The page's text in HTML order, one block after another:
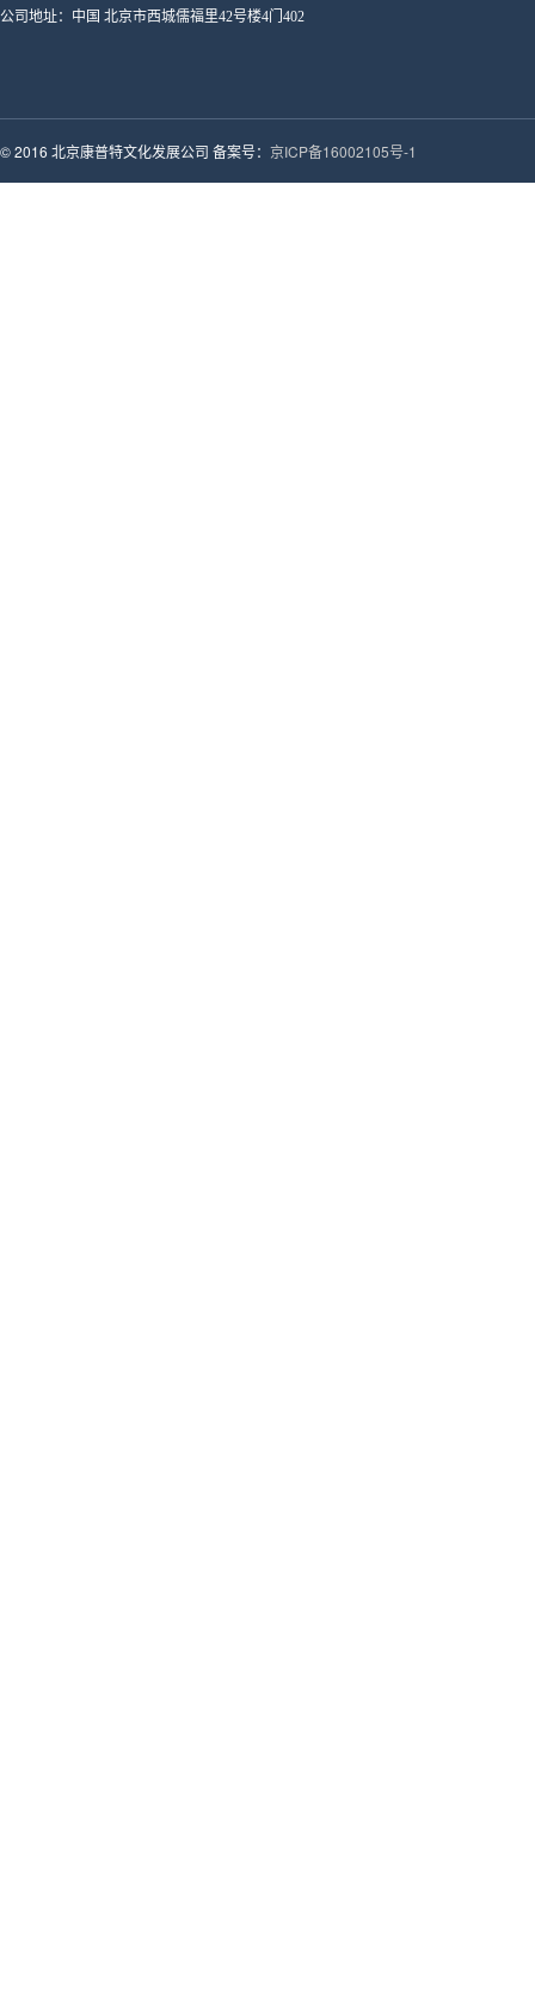
公司地址：中国 北京市西城儒福里42号楼4门402
© 2016 北京康普特文化发展公司 备案号： 京ICP备16002105号-1